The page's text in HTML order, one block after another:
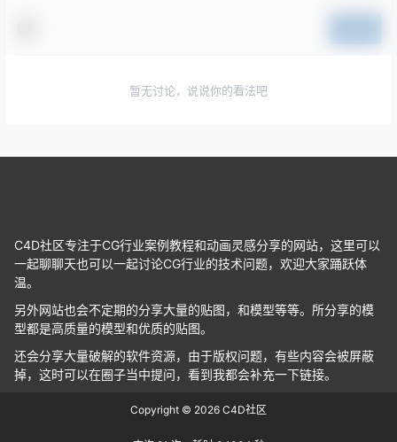
暂无讨论，说说你的看法吧
C4D社区专注于CG行业案例教程和动画灵感分享的网站，这里可以
一起聊聊天也可以一起讨论CG行业的技术问题，欢迎大家踊跃体
温。
另外网站也会不定期的分享大量的贴图，和模型等等。所分享的模
型都是高质量的模型和优质的贴图。
还会分享大量破解的软件资源，由于版权问题，有些内容会被屏蔽
掉，这时可以在圈子当中提问，看到我都会补充一下链接。
Copyright © 2026 C4D社区